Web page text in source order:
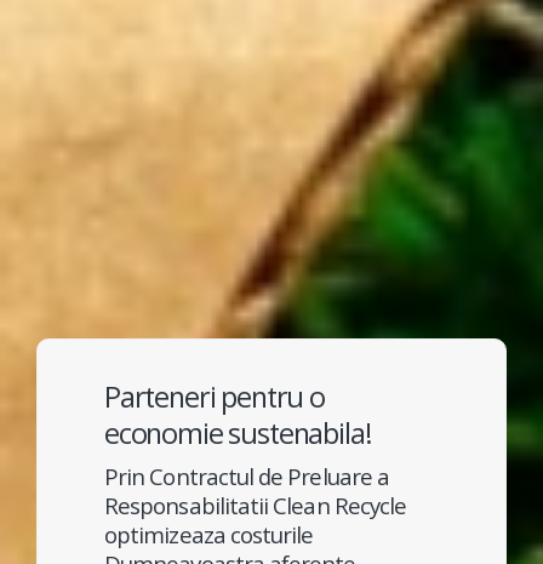
Parteneri pentru o
economie sustenabila!
Prin Contractul de Preluare a
Responsabilitatii Clean Recycle
optimizeaza costurile